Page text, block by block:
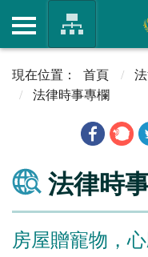
首頁
法律時事專欄
法律時
房屋贈寵物，心